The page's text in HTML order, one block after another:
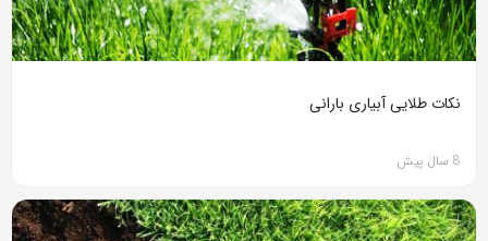
نکات طلایی آبیاری بارانی
8 سال پیش